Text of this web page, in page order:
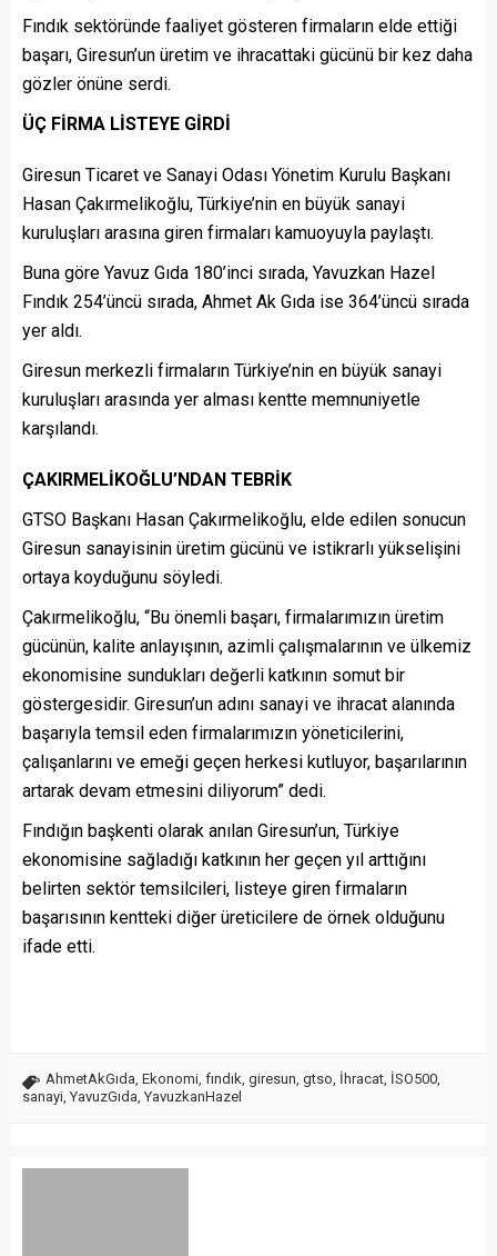
Fındık sektöründe faaliyet gösteren firmaların elde ettiği
başarı, Giresun’un üretim ve ihracattaki gücünü bir kez daha
gözler önüne serdi.
ÜÇ FİRMA LİSTEYE GİRDİ
Giresun Ticaret ve Sanayi Odası Yönetim Kurulu Başkanı
Hasan Çakırmelikoğlu, Türkiye’nin en büyük sanayi
kuruluşları arasına giren firmaları kamuoyuyla paylaştı.
Buna göre Yavuz Gıda 180’inci sırada, Yavuzkan Hazel
Fındık 254’üncü sırada, Ahmet Ak Gıda ise 364’üncü sırada
yer aldı.
Giresun merkezli firmaların Türkiye’nin en büyük sanayi
kuruluşları arasında yer alması kentte memnuniyetle
karşılandı.
ÇAKIRMELİKOĞLU’NDAN TEBRİK
GTSO Başkanı Hasan Çakırmelikoğlu, elde edilen sonucun
Giresun sanayisinin üretim gücünü ve istikrarlı yükselişini
ortaya koyduğunu söyledi.
Çakırmelikoğlu, “Bu önemli başarı, firmalarımızın üretim
gücünün, kalite anlayışının, azimli çalışmalarının ve ülkemiz
ekonomisine sundukları değerli katkının somut bir
göstergesidir. Giresun’un adını sanayi ve ihracat alanında
başarıyla temsil eden firmalarımızın yöneticilerini,
çalışanlarını ve emeği geçen herkesi kutluyor, başarılarının
artarak devam etmesini diliyorum” dedi.
Fındığın başkenti olarak anılan Giresun’un, Türkiye
ekonomisine sağladığı katkının her geçen yıl arttığını
belirten sektör temsilcileri, listeye giren firmaların
başarısının kentteki diğer üreticilere de örnek olduğunu
ifade etti.
AhmetAkGıda Ekonomi fındık giresun gtso İhracat İSO500
sanayi YavuzGıda YavuzkanHazel